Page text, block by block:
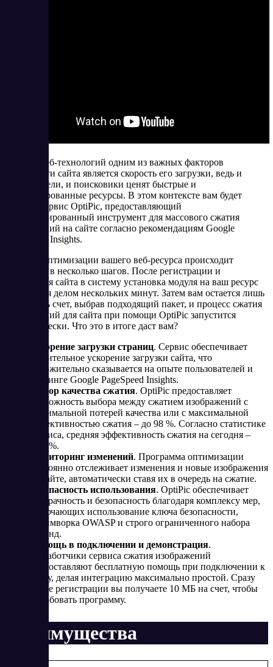
В эпоху веб-технологий одним из важных факторов
успешности сайта является скорость его загрузки, ведь и
пользователи, и поисковики ценят быстрые и
оптимизированные ресурсы. В этом контексте вам будет
полезен сервис OptiPic, предоставляющий
автоматизированный инструмент для массового сжатия
изображений на сайте согласно рекомендациям Google
PageSpeed Insights.
Процесс оптимизации вашего веб-ресурса происходит
буквально в несколько шагов. После регистрации и
добавления сайта в систему установка модуля на ваш ресурс
становится делом нескольких минут. Затем вам остается лишь
пополнить счет, выбрав подходящий пакет, и процесс сжатия
изображений для сайта при помощи OptiPic запустится
автоматически. Что это в итоге даст вам?
Ускорение загрузки страниц. Сервис обеспечивает
значительное ускорение загрузки сайта, что
положительно сказывается на опыте пользователей и
рейтинге Google PageSpeed Insights.
Выбор качества сжатия. OptiPic предоставляет
возможность выбора между сжатием изображений с
минимальной потерей качества или с максимальной
эффективностью сжатия – до 98 %. Согласно статистике
сервиса, средняя эффективность сжатия на сегодня –
71,4 %.
Мониторинг изменений. Программа оптимизации
постоянно отслеживает изменения и новые изображения
на сайте, автоматически ставя их в очередь на сжатие.
Безопасность использования. OptiPic обеспечивает
прозрачность и безопасность благодаря комплексу мер,
включающих использование ключа безопасности,
фреймворка OWASP и строго ограниченного набора
команд.
Помощь в подключении и демонстрация.
Разработчики сервиса сжатия изображений
предоставляют бесплатную помощь при подключении к
сайту, делая интеграцию максимально простой. Сразу
после регистрации вы получаете 10 МБ на счет, чтобы
опробовать программу.
Преимущества